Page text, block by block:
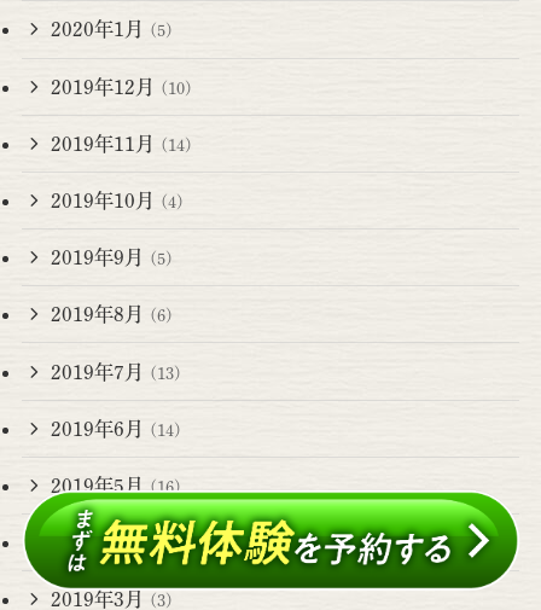
2020年1月 (5)
2019年12月 (10)
2019年11月 (14)
2019年10月 (4)
2019年9月 (5)
2019年8月 (6)
2019年7月 (13)
2019年6月 (14)
2019年5月 (16)
2019年4月(12)
2019年3月 (3)